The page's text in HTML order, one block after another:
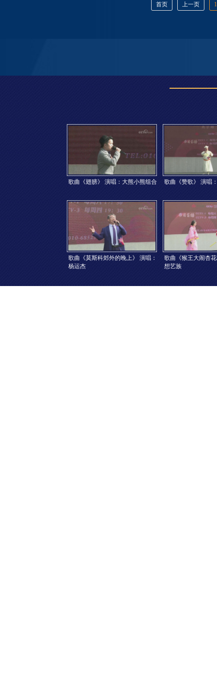
首页 上一页 1
歌曲《翅膀》 演唱：大熊小熊组合 歌曲《赞歌》 演唱
歌曲《莫斯科郊外的晚上》 演唱：
杨运杰
歌曲《猴王大闹杏
想艺族